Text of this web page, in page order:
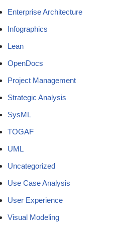
Enterprise Architecture
Infographics
Lean
OpenDocs
Project Management
Strategic Analysis
SysML
TOGAF
UML
Uncategorized
Use Case Analysis
User Experience
Visual Modeling